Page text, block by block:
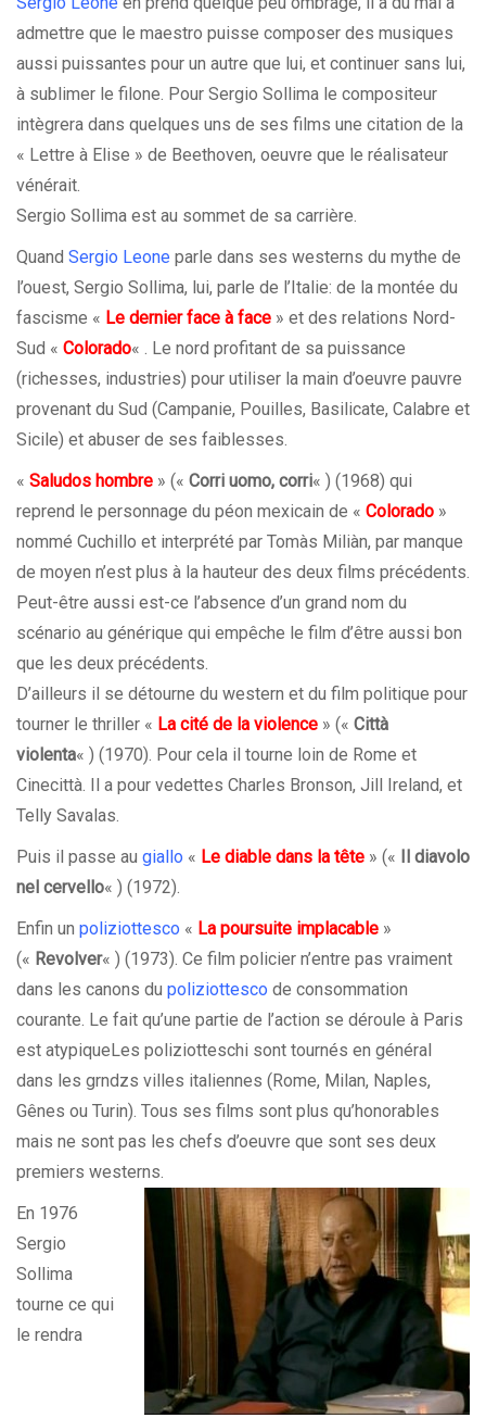
admettre que le maestro puisse composer des musiques
aussi puissantes pour un autre que lui, et continuer sans lui,
à sublimer le filone. Pour Sergio Sollima le compositeur
intègrera dans quelques uns de ses films une citation de la
« Lettre à Elise » de Beethoven, oeuvre que le réalisateur
vénérait.
Sergio Sollima est au sommet de sa carrière.
Quand Sergio Leone parle dans ses westerns du mythe de
l’ouest, Sergio Sollima, lui, parle de l’Italie: de la montée du
fascisme « Le dernier face à face » et des relations Nord-
Sud « Colorado« . Le nord profitant de sa puissance
(richesses, industries) pour utiliser la main d’oeuvre pauvre
provenant du Sud (Campanie, Pouilles, Basilicate, Calabre et
Sicile) et abuser de ses faiblesses.
« Saludos hombre » (« Corri uomo, corri« ) (1968) qui
reprend le personnage du péon mexicain de « Colorado »
nommé Cuchillo et interprété par Tomàs Miliàn, par manque
de moyen n’est plus à la hauteur des deux films précédents.
Peut-être aussi est-ce l’absence d’un grand nom du
scénario au générique qui empêche le film d’être aussi bon
que les deux précédents.
D’ailleurs il se détourne du western et du film politique pour
tourner le thriller « La cité de la violence » (« Città
violenta« ) (1970). Pour cela il tourne loin de Rome et
Cinecittà. Il a pour vedettes Charles Bronson, Jill Ireland, et
Telly Savalas.
Puis il passe au giallo « Le diable dans la tête » («
Il diavolo
nel cervello« ) (1972).
Enfin un poliziottesco « La poursuite implacable »
(« Revolver« ) (1973). Ce film policier n’entre pas vraiment
dans les canons du poliziottesco de consommation
courante. Le fait qu’une partie de l’action se déroule à Paris
est atypiqueLes poliziotteschi sont tournés en général
dans les grndzs villes italiennes (Rome, Milan, Naples,
Gênes ou Turin). Tous ses films sont plus qu’honorables
mais ne sont pas les chefs d’oeuvre que sont ses deux
premiers westerns.
En 1976
Sergio
Sollima
tourne ce qui
le rendra